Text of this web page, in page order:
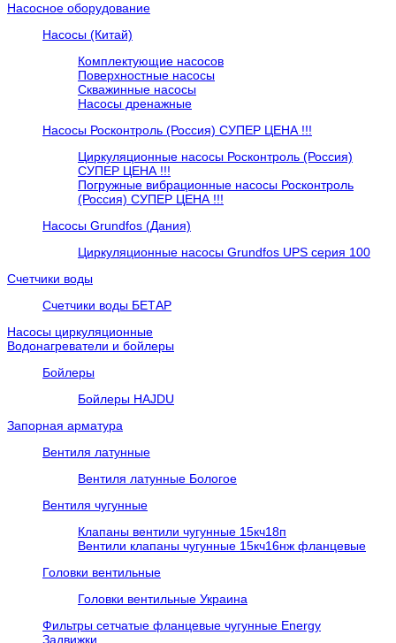
Насосное оборудование
Насосы (Китай)
Комплектующие насосов
Поверхностные насосы
Скважинные насосы
Насосы дренажные
Насосы Росконтроль (Россия) СУПЕР ЦЕНА !!!
Циркуляционные насосы Росконтроль (Россия)
СУПЕР ЦЕНА !!!
Погружные вибрационные насосы Росконтроль
(Россия) СУПЕР ЦЕНА !!!
Насосы Grundfos (Дания)
Циркуляционные насосы Grundfos UPS серия 100
Счетчики воды
Счетчики воды БЕТАР
Насосы циркуляционные
Водонагреватели и бойлеры
Бойлеры
Бойлеры HAJDU
Запорная арматура
Вентиля латунные
Вентиля латунные Бологое
Вентиля чугунные
Клапаны вентили чугунные 15кч18п
Вентили клапаны чугунные 15кч16нж фланцевые
Головки вентильные
Головки вентильные Украина
Фильтры сетчатые фланцевые чугунные Energy
Задвижки